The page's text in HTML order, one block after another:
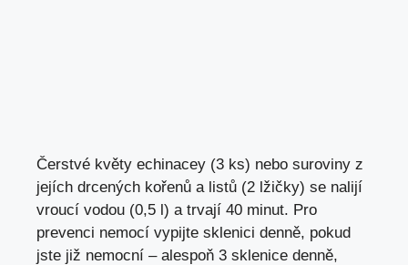
Čerstvé květy echinacey (3 ks) nebo suroviny z
jejích drcených kořenů a listů (2 lžičky) se nalijí
vroucí vodou (0,5 l) a trvají 40 minut. Pro
prevenci nemocí vypijte sklenici denně, pokud
jste již nemocní – alespoň 3 sklenice denně,